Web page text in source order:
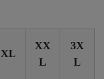
XL
XX
L
3X
L